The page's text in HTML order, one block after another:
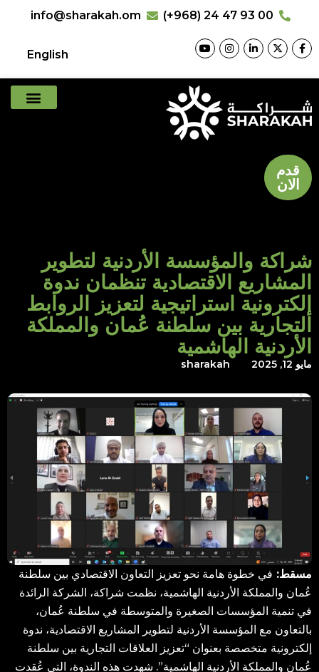
(+968) 24 47 93 00
info@sharakah.om
English
قدم
الان
شراكة والمؤسسة الأردنية لتطوير
المشاريع الاقتصادية تنظمان ندوة
إلكترونية استراتيجية لتعزيز الروابط
التجارية بين سلطنة عُمان والمملكة
الأردنية الهاشمية
مايو 12, 2025 sharakah
مسقط: في خطوة هامة نحو تعزيز التعاون الاقتصادي بين سلطنة
عُمان والمملكة الأردنية الهاشمية، نظمت شراكة، الشركة الرائدة
في تنمية المؤسسات الصغيرة والمتوسطة في سلطنة عُمان،
بالتعاون مع المؤسسة الأردنية لتطوير المشاريع الاقتصادية، ندوة
إلكترونية متخصصة بعنوان “تعزيز العلاقات التجارية بين سلطنة
عُمان والمملكة الأردنية الهاشمية”. شهدت هذه الندوة، التي عُقدت